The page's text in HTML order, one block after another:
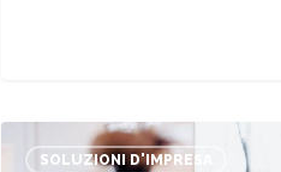
SOLUZIONI D'IMPRESA
attirare